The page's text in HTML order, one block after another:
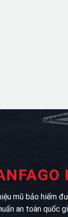
mũ bảo hiểm
an toàn quốc